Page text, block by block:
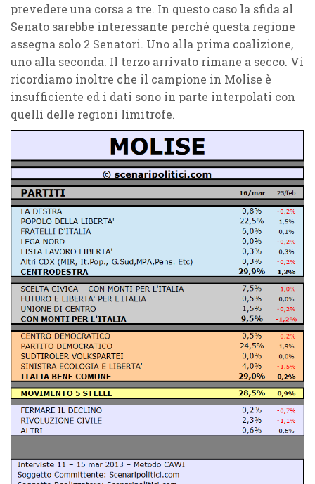
prevedere una corsa a tre. In questo caso la sfida al
Senato sarebbe interessante perché questa regione
assegna solo 2 Senatori. Uno alla prima coalizione,
uno alla seconda. Il terzo arrivato rimane a secco. Vi
ricordiamo inoltre che il campione in Molise è
insufficiente ed i dati sono in parte interpolati con
quelli delle regioni limitrofe.